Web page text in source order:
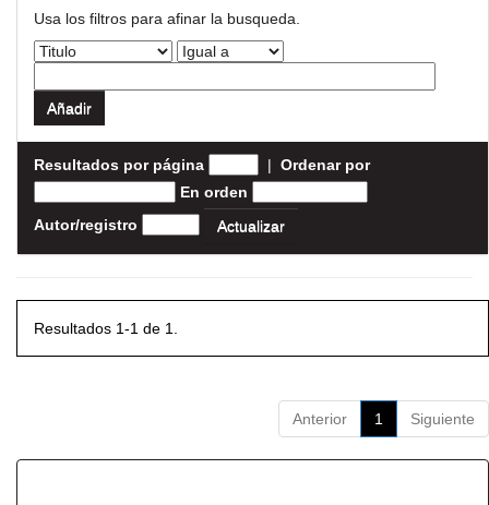
Usa los filtros para afinar la busqueda.
Resultados por página | Ordenar por
En orden
Autor/registro
Resultados 1-1 de 1.
Anterior 1 Siguiente